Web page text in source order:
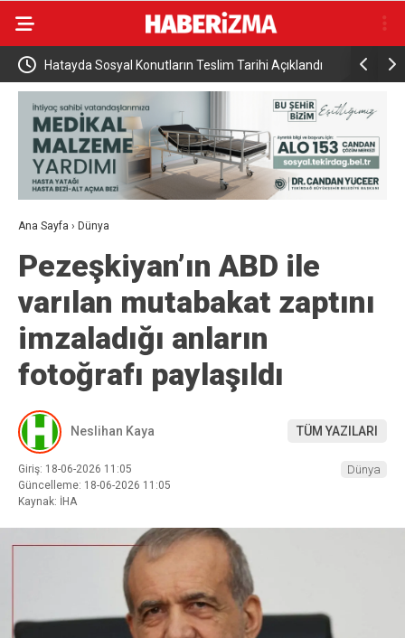
Hatayda Sosyal Konutların Teslim Tarihi Açıklandı Hazine
Ana Sayfa › Dünya
Pezeşkiyan’ın ABD ile
varılan mutabakat zaptını
imzaladığı anların
fotoğrafı paylaşıldı
Neslihan Kaya TÜM YAZILARI
Giriş: 18-06-2026 11:05
Güncelleme: 18-06-2026 11:05
Kaynak: İHA
Dünya